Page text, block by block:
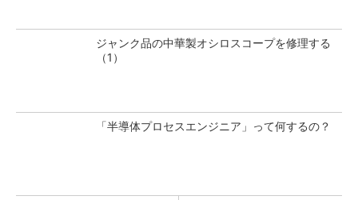
ジャンク品の中華製オシロスコープを修理する
（1）
「半導体プロセスエンジニア」って何するの？